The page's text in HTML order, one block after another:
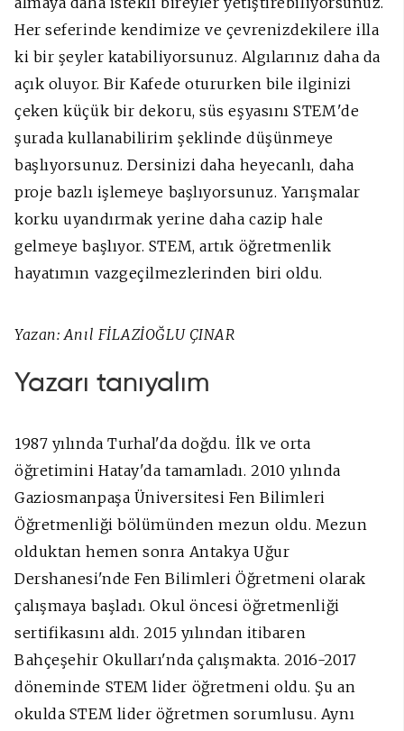
Her seferinde kendimize ve çevrenizdekilere illa
ki bir şeyler katabiliyorsunuz. Algılarınız daha da
açık oluyor. Bir Kafede otururken bile ilginizi
çeken küçük bir dekoru, süs eşyasını STEM'de
şurada kullanabilirim şeklinde düşünmeye
başlıyorsunuz. Dersinizi daha heyecanlı, daha
proje bazlı işlemeye başlıyorsunuz. Yarışmalar
korku uyandırmak yerine daha cazip hale
gelmeye başlıyor. STEM, artık öğretmenlik
hayatımın vazgeçilmezlerinden biri oldu.
Yazan: Anıl FİLAZİOĞLU ÇINAR
Yazarı tanıyalım
1987 yılında Turhal'da doğdu. İlk ve orta
öğretimini Hatay'da tamamladı. 2010 yılında
Gaziosmanpaşa Üniversitesi Fen Bilimleri
Öğretmenliği bölümünden mezun oldu. Mezun
olduktan hemen sonra Antakya Uğur
Dershanesi'nde Fen Bilimleri Öğretmeni olarak
çalışmaya başladı. Okul öncesi öğretmenliği
sertifikasını aldı. 2015 yılından itibaren
Bahçeşehir Okulları'nda çalışmakta. 2016-2017
döneminde STEM lider öğretmeni oldu. Şu an
okulda STEM lider öğretmen sorumlusu. Aynı